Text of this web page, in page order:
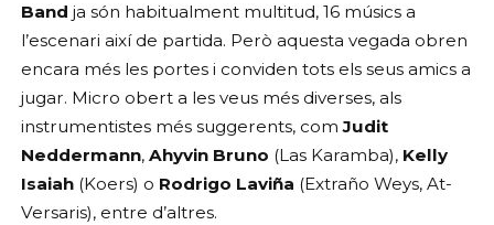
Band ja són habitualment multitud, 16 músics a
l’escenari així de partida. Però aquesta vegada obren
encara més les portes i conviden tots els seus amics a
jugar. Micro obert a les veus més diverses, als
instrumentistes més suggerents, com Judit
Neddermann, Ahyvin Bruno (Las Karamba), Kelly
Isaiah (Koers) o Rodrigo Laviña (Extraño Weys, At-
Versaris), entre d’altres.